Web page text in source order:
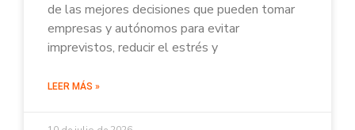
de las mejores decisiones que pueden tomar
empresas y autónomos para evitar
imprevistos, reducir el estrés y
LEER MÁS »